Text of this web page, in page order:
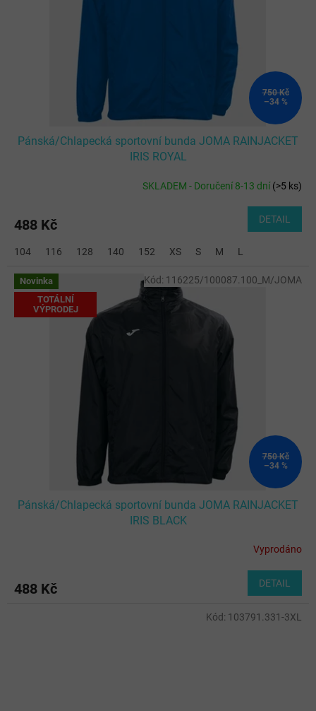
750 Kč
–34 %
Pánská/Chlapecká sportovní bunda JOMA RAINJACKET
IRIS ROYAL
SKLADEM - Doručení 8-13 dní(>5 ks)
488 Kč DETAIL
104 116 128 140 152 XS S M L
Novinka
TOTÁLNÍ
VÝPRODEJ
750 Kč
–34 %
Pánská/Chlapecká sportovní bunda JOMA RAINJACKET
IRIS BLACK
Vyprodáno
488 Kč DETAIL
Kód: 116225/100087.100_M/JOMA
Kód: 103791.331-3XL